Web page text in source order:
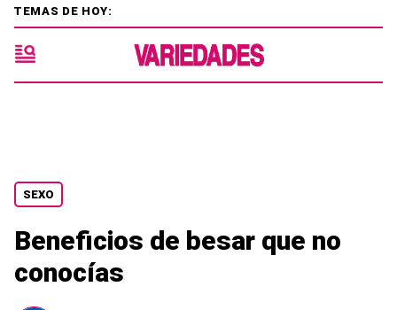
SEXO
Beneficios de besar que no
conocías
TEMAS DE HOY: